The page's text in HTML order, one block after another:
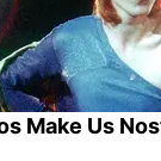
Make Us